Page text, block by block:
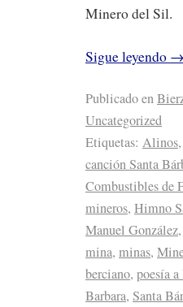
Minero del Sil.
Sigue leyendo →
Publicado en
Uncategorized
Etiquetas: Alinos,
canción Santa
Combustibles de
mineros, Himno
Manuel González,
mina, minas,
berciano, poesía
Barbara, Santa